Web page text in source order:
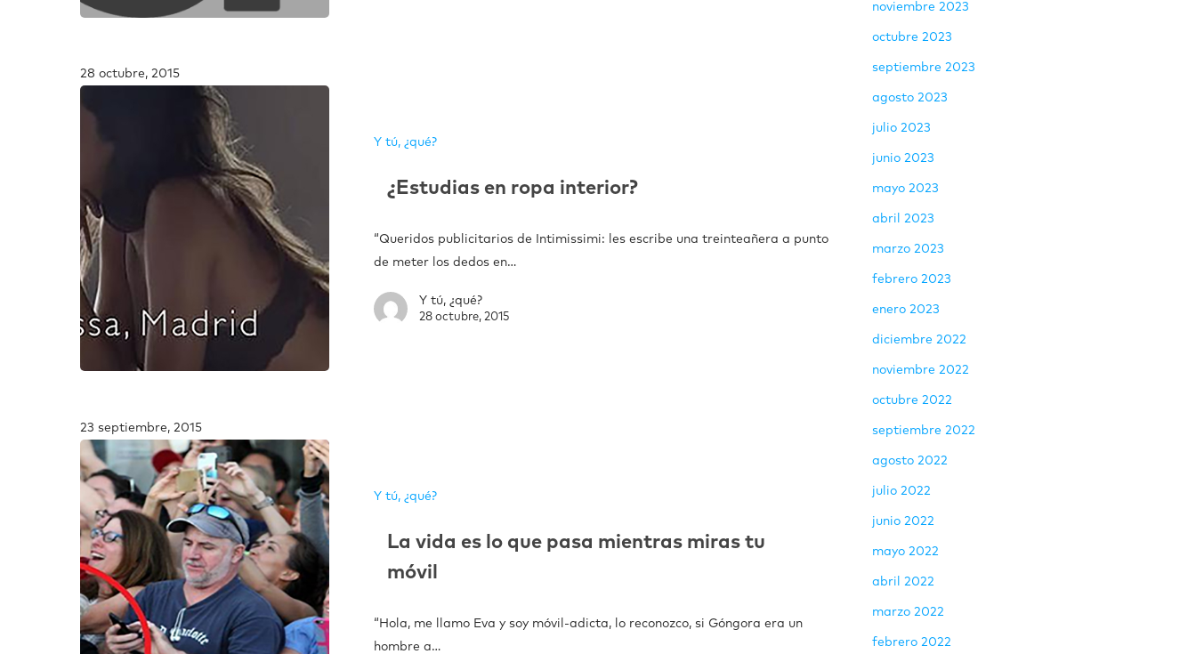
28 octubre, 2015
Y tú, ¿qué?
¿Estudias en ropa interior?
“Queridos publicitarios de Intimissimi: les escribe una treinteañera a punto
de meter los dedos en…
Y tú, ¿qué?
28 octubre, 2015
23 septiembre, 2015
Y tú, ¿qué?
La vida es lo que pasa mientras miras tu
móvil
“Hola, me llamo Eva y soy móvil-adicta, lo reconozco, si Góngora era un
hombre a…
noviembre 2023
octubre 2023
septiembre 2023
agosto 2023
julio 2023
junio 2023
mayo 2023
abril 2023
marzo 2023
febrero 2023
enero 2023
diciembre 2022
noviembre 2022
octubre 2022
septiembre 2022
agosto 2022
julio 2022
junio 2022
mayo 2022
abril 2022
marzo 2022
febrero 2022